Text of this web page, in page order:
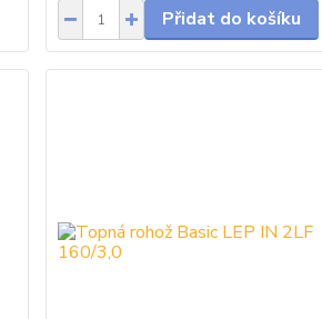
Přidat do košíku